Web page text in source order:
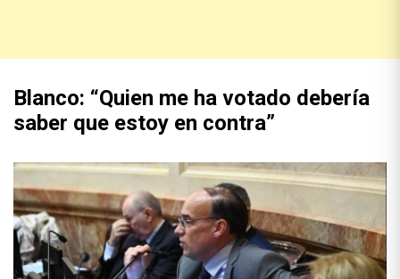
Blanco: “Quien me ha votado debería
saber que estoy en contra”